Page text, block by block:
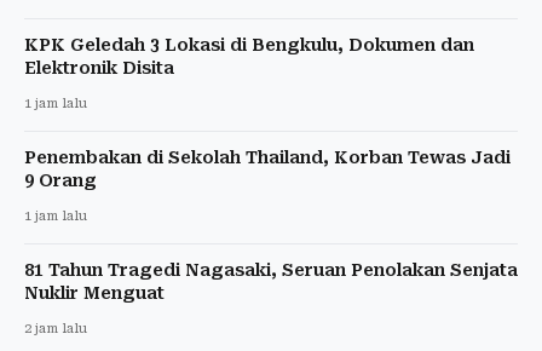
KPK Geledah 3 Lokasi di Bengkulu, Dokumen dan
Elektronik Disita
1 jam lalu
Penembakan di Sekolah Thailand, Korban Tewas Jadi
9 Orang
1 jam lalu
81 Tahun Tragedi Nagasaki, Seruan Penolakan Senjata
Nuklir Menguat
2 jam lalu